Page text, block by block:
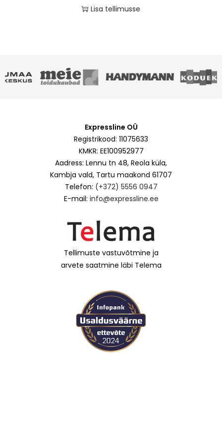
Lisa tellimusse
Expressline OÜ
Registrikood: 11075633
KMKR: EE100952977
Aadress: Lennu tn 48, Reola küla,
Kambja vald, Tartu maakond 61707
Telefon: (+372) 5556 0947
E-mail: info@expressline.ee
Tellimuste vastuvõtmine ja
arvete saatmine läbi Telema